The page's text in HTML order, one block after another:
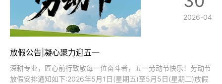
放假公告|凝心聚力迎五一
深耕专业，匠心前行致敬每一位奋斗者，五一劳动节快乐！劳动节
放假安排通知如下:2026年5月1日(星期五)至5月5日(星期二)放假
2026-04